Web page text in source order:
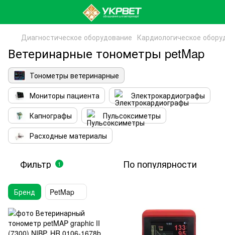
Диагностическое оборудование Кардиологическое
Ветеринарные тонометры petMap
Тонометры ветеринарные
Мониторы пациента
Электрокардиографы
Капнографы
Пульсоксиметры
Расходные материалы
Фильтр 1 По популярности
Бренд PetMap